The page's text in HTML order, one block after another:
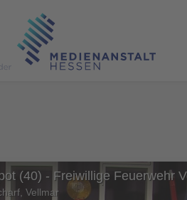
(40) - Freiwillige Feuerwehr
Vellmar